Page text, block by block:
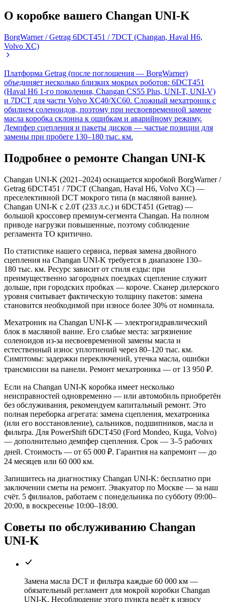
О коробке вашего Changan UNI-K
BorgWarner / Getrag 6DCT451 / 7DCT (Changan, Haval H6,
Volvo XC)
Платформа Getrag (после поглощения — BorgWarner)
объединяет несколько близких мокрых роботов: 6DCT451
(Haval H6 1-го поколения, Changan CS55 Plus, UNI-T, UNI-V)
и 7DCT для части Volvo XC40/XC60. Сложный мехатроник с
обилием соленоидов, поэтому при несвоевременной замене
масла коробка склонна к ошибкам и аварийному режиму.
Демпфер сцепления и пакеты дисков — частые позиции для
замены при пробеге 130–180 тыс. км.
Подробнее о ремонте Changan UNI-K
Changan UNI-K (2021–2024) оснащается коробкой BorgWarner /
Getrag 6DCT451 / 7DCT (Changan, Haval H6, Volvo XC) —
преселективной DCT мокрого типа (в масляной ванне).
Changan UNI-K с 2.0T (233 л.с.) и 6DCT451 (Getrag) —
большой кроссовер премиум-сегмента Changan. На полном
приводе нагрузки повышенные, поэтому соблюдение
регламента ТО критично.
По статистике нашего сервиса, первая замена двойного
сцепления на Changan UNI-K требуется в диапазоне 130–
180 тыс. км. Ресурс зависит от стиля езды: при
преимущественно загородных поездках сцепление служит
дольше, при городских пробках — короче. Сканер дилерского
уровня считывает фактическую толщину пакетов: замена
становится необходимой при износе более 30% от номинала.
Мехатроник на Changan UNI-K — электрогидравлический
блок в масляной ванне. Его слабые места: загрязнение
соленоидов из-за несвоевременной замены масла и
естественный износ уплотнений через 80–120 тыс. км.
Симптомы: задержки переключений, утечка масла, ошибки
трансмиссии на панели. Ремонт мехатроника — от 13 950 ₽.
Если на Changan UNI-K коробка имеет несколько
неисправностей одновременно — или автомобиль приобретён
без обслуживания, рекомендуем капитальный ремонт. Это
полная переборка агрегата: замена сцепления, мехатроника
(или его восстановление), сальников, подшипников, масла и
фильтра. Для PowerShift 6DCT450 (Ford Mondeo, Kuga, Volvo)
— дополнительно демпфер сцепления. Срок — 3–5 рабочих
дней. Стоимость — от 65 000 ₽. Гарантия на капремонт — до
24 месяцев или 60 000 км.
Запишитесь на диагностику Changan UNI-K: бесплатно при
заключении сметы на ремонт. Эвакуатор по Москве — за наш
счёт. 5 филиалов, работаем с понедельника по субботу 09:00–
20:00, в воскресенье 10:00–18:00.
Советы по обслуживанию Changan
UNI-K
Замена масла DCT и фильтра каждые 60 000 км —
обязательный регламент для мокрой коробки Changan
UNI-K. Несоблюдение этого пункта ведёт к износу